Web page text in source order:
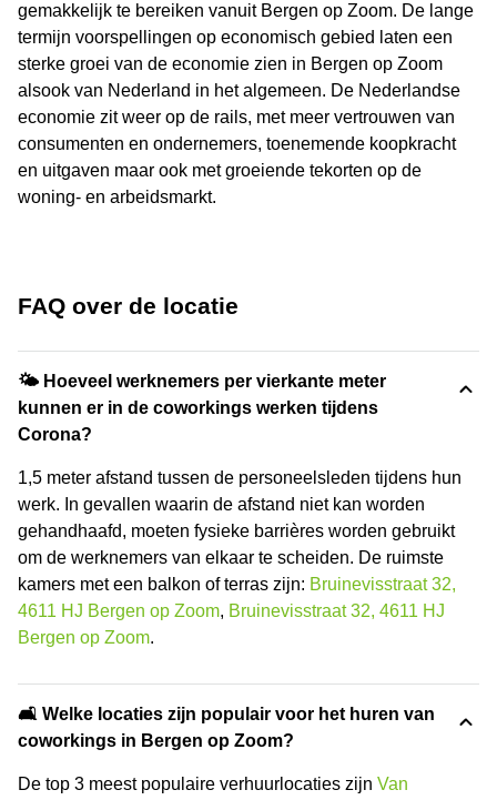
gemakkelijk te bereiken vanuit Bergen op Zoom. De lange
termijn voorspellingen op economisch gebied laten een
sterke groei van de economie zien in Bergen op Zoom
alsook van Nederland in het algemeen. De Nederlandse
economie zit weer op de rails, met meer vertrouwen van
consumenten en ondernemers, toenemende koopkracht
en uitgaven maar ook met groeiende tekorten op de
woning- en arbeidsmarkt.
FAQ over de locatie
🌤 Hoeveel werknemers per vierkante meter
kunnen er in de coworkings werken tijdens
Corona?
1,5 meter afstand tussen de personeelsleden tijdens hun
werk. In gevallen waarin de afstand niet kan worden
gehandhaafd, moeten fysieke barrières worden gebruikt
om de werknemers van elkaar te scheiden. De ruimste
kamers met een balkon of terras zijn: Bruinevisstraat 32,
4611 HJ Bergen op Zoom, Bruinevisstraat 32, 4611 HJ
Bergen op Zoom.
🛋️ Welke locaties zijn populair voor het huren van
coworkings in Bergen op Zoom?
De top 3 meest populaire verhuurlocaties zijn Van